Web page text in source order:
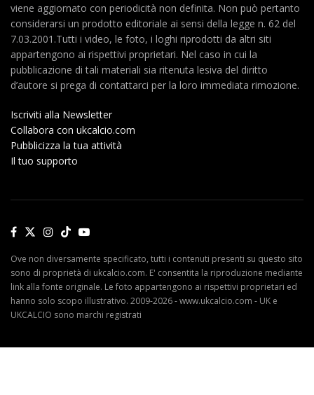
viene aggiornato con periodicità non definita. Non può pertanto
considerarsi un prodotto editoriale ai sensi della legge n. 62 del
7.03.2001.Tutti i video, le foto, i loghi riprodotti da altri siti
appartengono ai rispettivi proprietari. Nel caso in cui la
pubblicazione di tali materiali sia ritenuta lesiva del diritto
d’autore si prega di contattarci per la loro immediata rimozione.
Iscriviti alla Newsletter
Collabora con ukcalcio.com
Pubblicizza la tua attività
Il tuo supporto
Ove non diversamente specificato, tutti i contenuti presenti su questo sito
sono di proprietà di ukcalcio.com. E' consentita la riproduzione mediante
link alla fonte originale. Le foto appartengono ai rispettivi proprietari ed
hanno solo scopo illustrativo. 2009-2026 - www.ukcalcio.com - UK e
UKCALCIO sono marchi registrati